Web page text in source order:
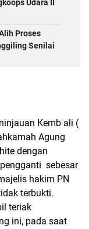
Udara II
Proses
Senilai
Kemb ali (
Agung
dengan
sebesar
hakim PN
terbukti.
teriak
ini, pada saat